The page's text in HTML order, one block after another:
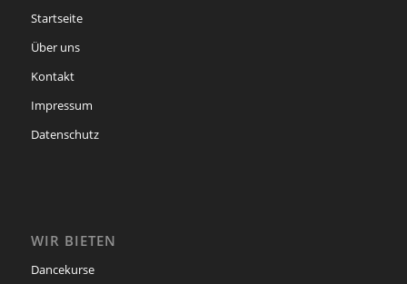
Startseite
Über uns
Kontakt
Impressum
Datenschutz
WIR BIETEN
Dancekurse